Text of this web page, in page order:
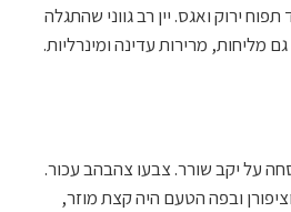
ירוק ואגס. יין רב גווני שהתגלה
מליחות, מרירות עדינה ומינרליות.
על יקב שורר. צבעו צהבהב עכור.
ובפה הטעם היה קצת מוזר,